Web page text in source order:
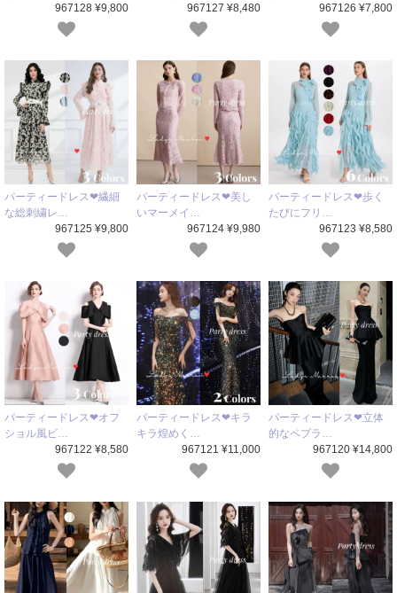
967128 ¥9,800
967127 ¥8,480
967126 ¥7,800
パーティードレス❤繊細
な総刺繍レ…
967125 ¥9,800
パーティードレス❤美し
いマーメイ…
967124 ¥9,980
パーティードレス❤歩く
たびにフリ…
967123 ¥8,580
パーティードレス❤オフ
ショル風ビ…
967122 ¥8,580
パーティードレス❤キラ
キラ煌めく…
967121 ¥11,000
パーティードレス❤立体
的なペプラ…
967120 ¥14,800